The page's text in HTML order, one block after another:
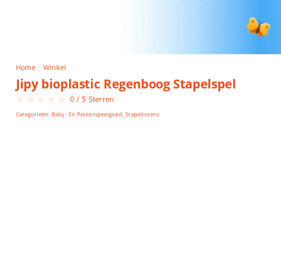
Home Winkel
Jipy bioplastic Regenboog Stapelspel
0 / 5 Sterren
Categorieën: Baby- En Peuterspeelgoed,Stapeltorens